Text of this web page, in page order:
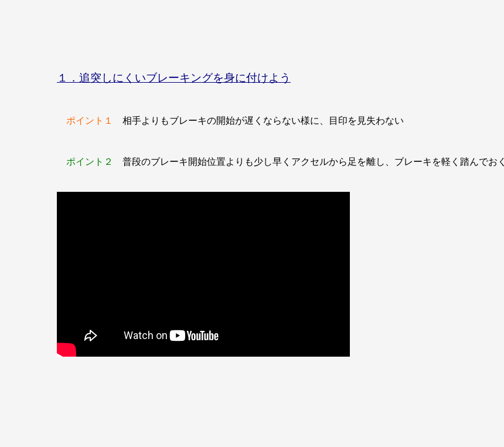
１．追突しにくいブレーキングを身に付けよう
ポイント１ 相手よりもブレーキの開始が遅くならない様に、目印を見失わない
ポイント２ 普段のブレーキ開始位置よりも少し早くアクセルから足を離し、ブレーキを軽く踏んでおく